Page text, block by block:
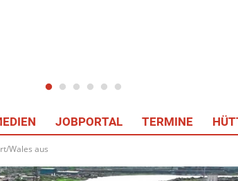
JOBPORTAL TERMINE
Wales aus